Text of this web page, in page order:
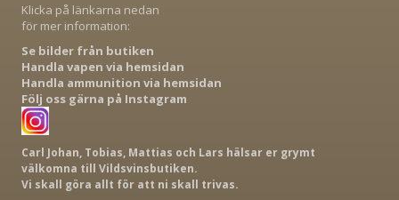
Klicka på länkarna nedan
för mer information:
Se bilder från butiken
Handla vapen via hemsidan
Handla ammunition via hemsidan
Följ oss gärna på Instagram
Carl Johan, Tobias, Mattias och Lars hälsar er grymt
välkomna till Vildsvinsbutiken.
Vi skall göra allt för att ni skall trivas.